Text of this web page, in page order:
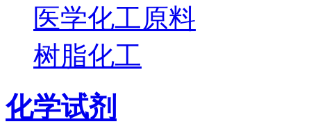
医学化工原料
树脂化工
化学试剂